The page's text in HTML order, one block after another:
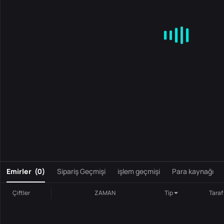
Emirler (0) Sipariş Geçmişi işlem geçmişi Para kaynağı
Çiftler ZAMAN Tip Taraf